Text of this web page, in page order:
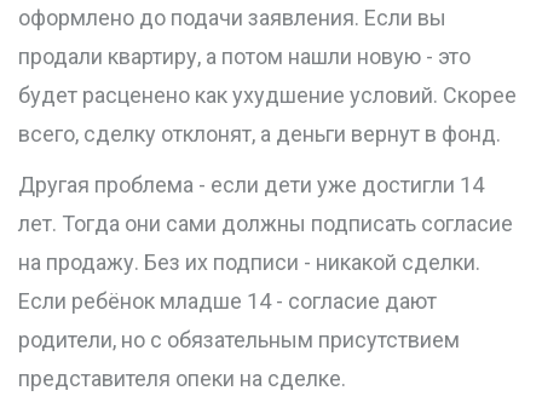
оформлено до подачи заявления. Если вы
продали квартиру, а потом нашли новую - это
будет расценено как ухудшение условий. Скорее
всего, сделку отклонят, а деньги вернут в фонд.
Другая проблема - если дети уже достигли 14
лет. Тогда они сами должны подписать согласие
на продажу. Без их подписи - никакой сделки.
Если ребёнок младше 14 - согласие дают
родители, но с обязательным присутствием
представителя опеки на сделке.